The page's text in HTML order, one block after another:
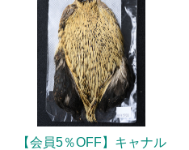
【会員5％OFF】キャナル